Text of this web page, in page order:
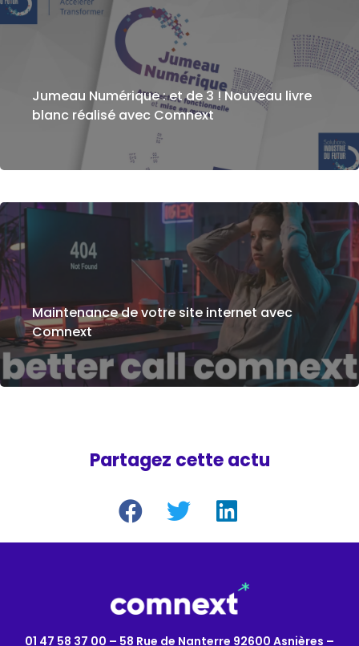
Jumeau Numérique : et de 3 ! Nouveau livre
blanc réalisé avec Comnext
Maintenance de votre site internet avec
Comnext
Partagez cette actu
01 47 58 37 00 – 58 Rue de Nanterre 92600 Asnières –